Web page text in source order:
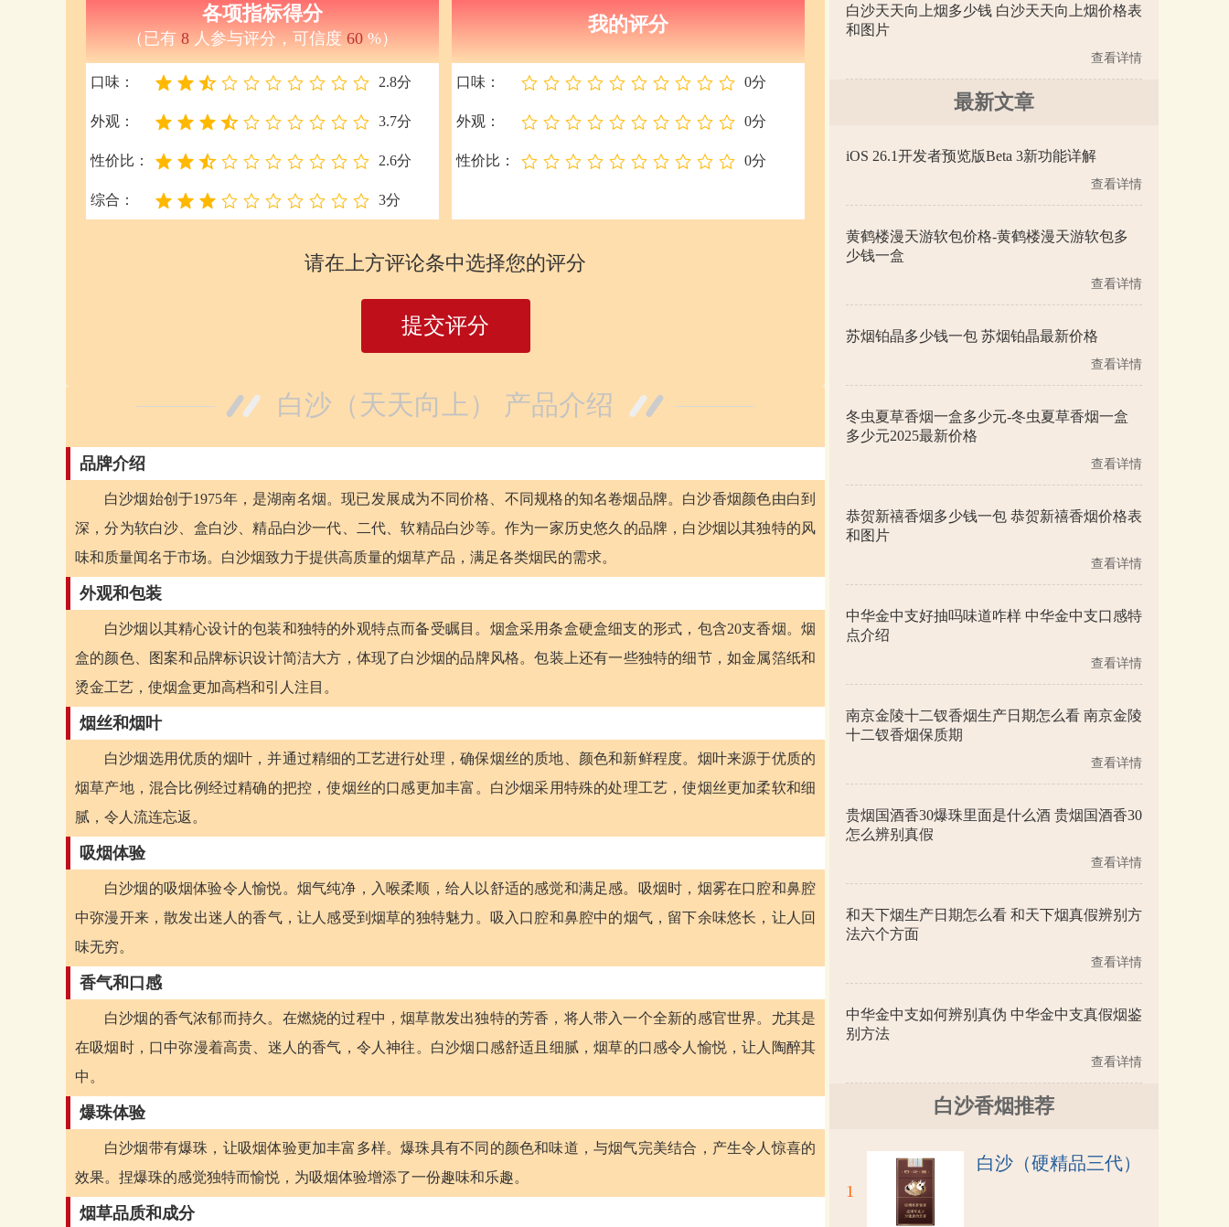
各项指标得分
（已有 8 人参与评分，可信度 60 %）
口味： 2.8分
外观： 3.7分
性价比： 2.6分
综合： 3分
我的评分
口味： 0分
外观： 0分
性价比： 0分
请在上方评论条中选择您的评分
提交评分
白沙（天天向上） 产品介绍
品牌介绍
白沙烟始创于1975年，是湖南名烟。现已发展成为不同价格、不同规格的知名卷烟品牌。白沙香烟颜色由白到
深，分为软白沙、盒白沙、精品白沙一代、二代、软精品白沙等。作为一家历史悠久的品牌，白沙烟以其独特的风
味和质量闻名于市场。白沙烟致力于提供高质量的烟草产品，满足各类烟民的需求。
外观和包装
白沙烟以其精心设计的包装和独特的外观特点而备受瞩目。烟盒采用条盒硬盒细支的形式，包含20支香烟。烟
盒的颜色、图案和品牌标识设计简洁大方，体现了白沙烟的品牌风格。包装上还有一些独特的细节，如金属箔纸和
烫金工艺，使烟盒更加高档和引人注目。
烟丝和烟叶
白沙烟选用优质的烟叶，并通过精细的工艺进行处理，确保烟丝的质地、颜色和新鲜程度。烟叶来源于优质的
烟草产地，混合比例经过精确的把控，使烟丝的口感更加丰富。白沙烟采用特殊的处理工艺，使烟丝更加柔软和细
腻，令人流连忘返。
吸烟体验
白沙烟的吸烟体验令人愉悦。烟气纯净，入喉柔顺，给人以舒适的感觉和满足感。吸烟时，烟雾在口腔和鼻腔
中弥漫开来，散发出迷人的香气，让人感受到烟草的独特魅力。吸入口腔和鼻腔中的烟气，留下余味悠长，让人回
味无穷。
香气和口感
白沙烟的香气浓郁而持久。在燃烧的过程中，烟草散发出独特的芳香，将人带入一个全新的感官世界。尤其是
在吸烟时，口中弥漫着高贵、迷人的香气，令人神往。白沙烟口感舒适且细腻，烟草的口感令人愉悦，让人陶醉其
中。
爆珠体验
白沙烟带有爆珠，让吸烟体验更加丰富多样。爆珠具有不同的颜色和味道，与烟气完美结合，产生令人惊喜的
效果。捏爆珠的感觉独特而愉悦，为吸烟体验增添了一份趣味和乐趣。
烟草品质和成分
白沙天天向上烟多少钱 白沙天天向上烟价格表
和图片
查看详情
最新文章
iOS 26.1开发者预览版Beta 3新功能详解
查看详情
黄鹤楼漫天游软包价格-黄鹤楼漫天游软包多
少钱一盒
查看详情
苏烟铂晶多少钱一包 苏烟铂晶最新价格
查看详情
冬虫夏草香烟一盒多少元-冬虫夏草香烟一盒
多少元2025最新价格
查看详情
恭贺新禧香烟多少钱一包 恭贺新禧香烟价格表
和图片
查看详情
中华金中支好抽吗味道咋样 中华金中支口感特
点介绍
查看详情
南京金陵十二钗香烟生产日期怎么看 南京金陵
十二钗香烟保质期
查看详情
贵烟国酒香30爆珠里面是什么酒 贵烟国酒香30
怎么辨别真假
查看详情
和天下烟生产日期怎么看 和天下烟真假辨别方
法六个方面
查看详情
中华金中支如何辨别真伪 中华金中支真假烟鉴
别方法
查看详情
白沙香烟推荐
1
白沙（硬精品三代）